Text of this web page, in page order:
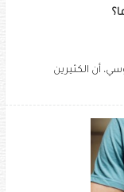
أن الكثيرين